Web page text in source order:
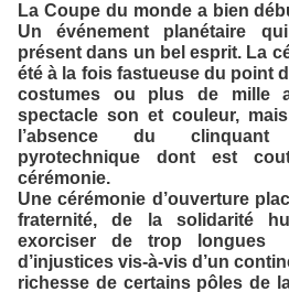
La Coupe du monde a bien
Un événement planétaire
présent dans un bel esprit. La
été à la fois fastueuse du point
costumes ou plus de mille
spectacle son et couleur,
l’absence du
pyrotechnique dont est
cérémonie.
Une cérémonie d’ouverture
fraternité, de la solidarité
exorciser de trop
d’injustices vis-à-vis d’un
richesse de certains pôles de